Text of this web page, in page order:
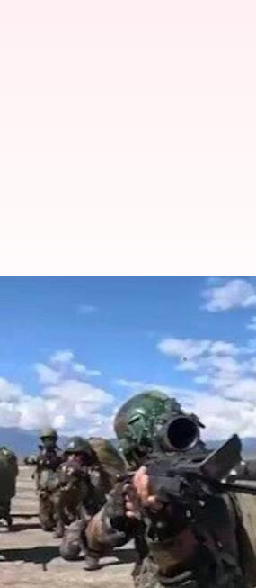
'பூர்வி
எழுதியவர் Venkatalakshmi V Nov 05,
செய்தி முன்னோட்டம்
இந்திய ஆயுதப்படைகள்
பெரிய முப்படை
ஐந்து நாள் இந்த
கோட்டுக்கு (LAC)
இது இந்தியாவின்
ஒருங்கிணைந்த போர்